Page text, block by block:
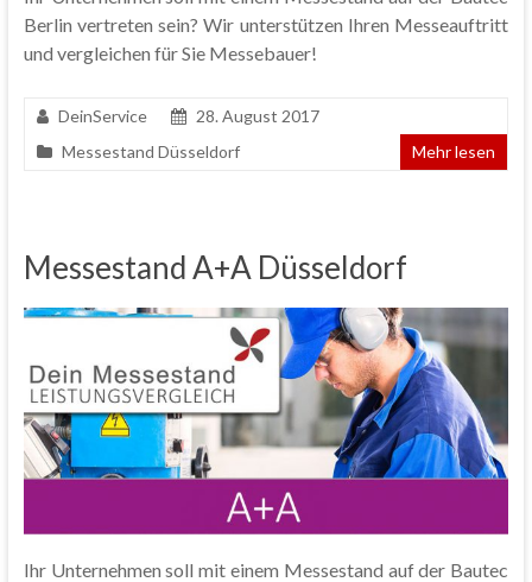
Berlin vertreten sein? Wir unterstützen Ihren Messeauftritt
und vergleichen für Sie Messebauer!
DeinService
28. August 2017
Messestand Düsseldorf
Mehr lesen
Messestand A+A Düsseldorf
Ihr Unternehmen soll mit einem Messestand auf der Bautec